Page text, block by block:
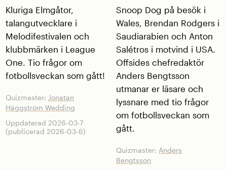
Kluriga Elmgåtor,
talangutvecklare i
Melodifestivalen och
klubbmärken i League
One. Tio frågor om
fotbollsveckan som gått!
Quizmaster:Jonatan
Häggström Wedding
Uppdaterad 2026-03-7
(publicerad 2026-03-6)
Snoop Dog på besök i
Wales, Brendan Rodgers i
Saudiarabien och Anton
Salétros i motvind i USA.
Offsides chefredaktör
Anders Bengtsson
utmanar er läsare och
lyssnare med tio frågor
om fotbollsveckan som
gått.
Quizmaster:Anders
Bengtsson